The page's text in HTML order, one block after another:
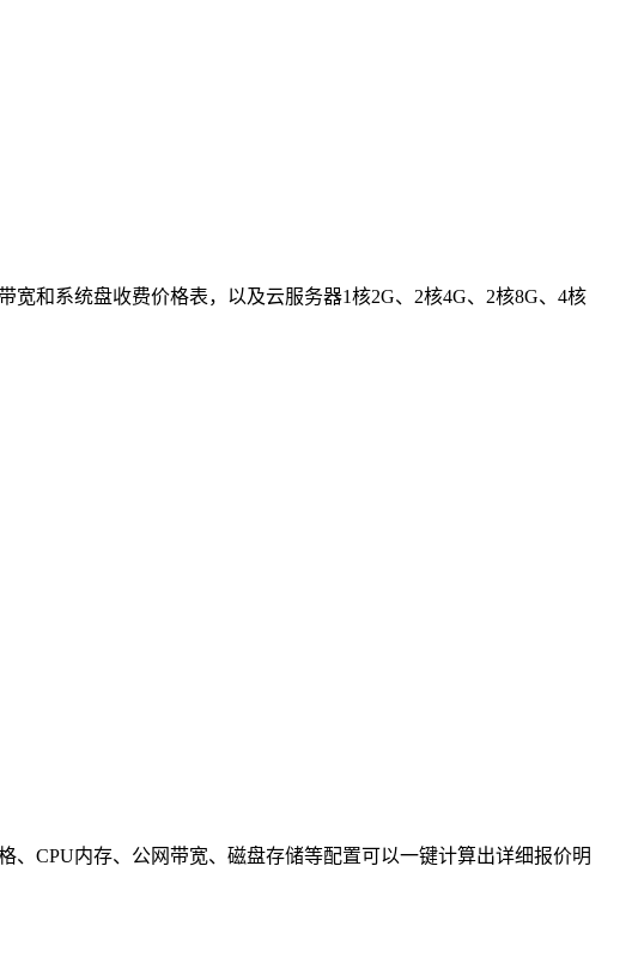
和系统盘收费价格表，以及云服务器1核2G、2核4G、2核8G、4核
CPU内存、公网带宽、磁盘存储等配置可以一键计算出详细报价明